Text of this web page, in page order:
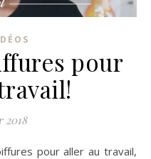
pour
2018